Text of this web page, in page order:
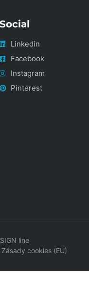
Social
Linkedin
Facebook
Instagram
Pinterest
line
Zásady cookies (EU)